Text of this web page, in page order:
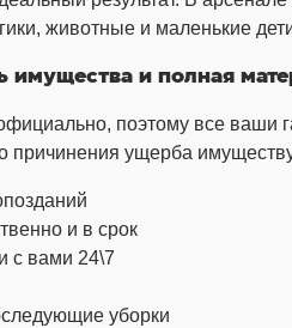
животные и маленькие
имущества и полная
поэтому все ваши
причинения ущерба
и в срок
с вами 24\7
уборки